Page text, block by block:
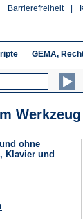
Barrierefreiheit
GEMA,
ohne
Klavier und